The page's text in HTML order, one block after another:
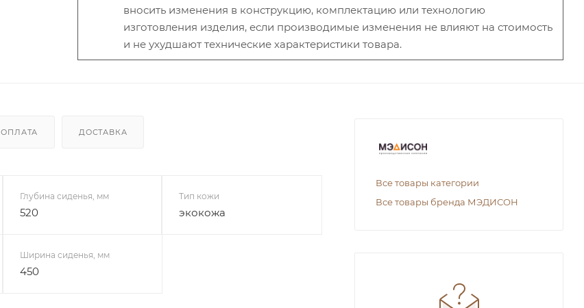
вносить изменения в конструкцию, комплектацию или технологию
изготовления изделия, если производимые изменения не влияют на стоимость
и не ухудшают технические характеристики товара.
ОПЛАТА ДОСТАВКА
Глубина сиденья, мм
520
Тип кожи
экокожа
Ширина сиденья, мм
450
Все товары категории
Все товары бренда МЭДИСОН